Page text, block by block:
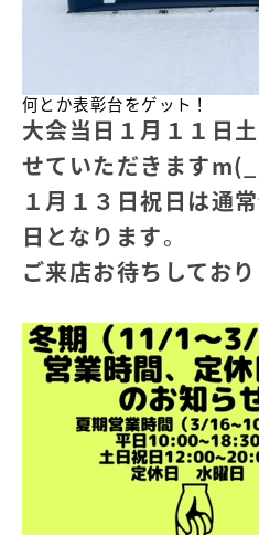
何とか表彰台をゲット！
大会当日１月１１日
せていただきます
１月１３日祝日は通
日となります。
ご来店お待ちしており